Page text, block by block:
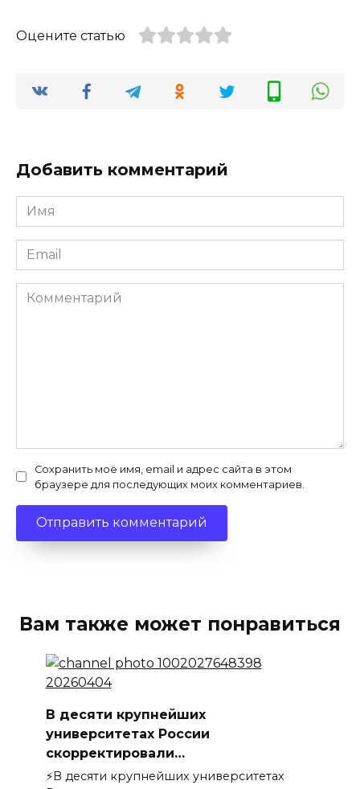
Оцените статью
Добавить комментарий
Имя
*
Email
*
Комментарий
Сохранить моё имя, email и адрес сайта в этом
браузере для последующих моих комментариев.
Вам также может понравиться
В десяти крупнейших
университетах России
скорректировали…
⚡️В десяти крупнейших университетах